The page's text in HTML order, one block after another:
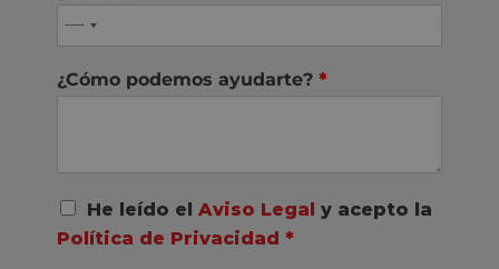
¿Cómo podemos ayudarte? *
A
u
He leído el Aviso Legal y acepto la
Política de Privacidad *